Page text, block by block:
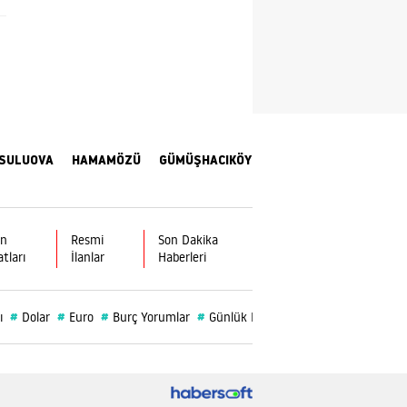
HAMAMÖZÜ GÜMÜŞHACIKÖY
Resmi
İlanlar
Son Dakika
Haberleri
# Dolar # Euro # Burç Yorumlar # Günlük Burç